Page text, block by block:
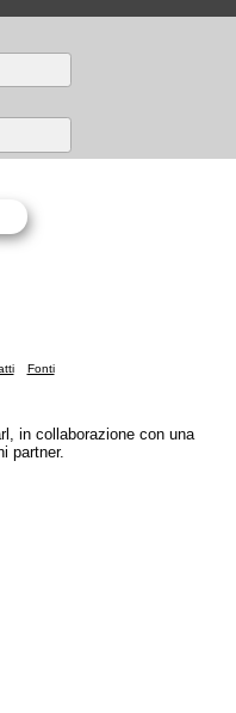
Fonti
in collaborazione con una
partner.